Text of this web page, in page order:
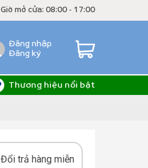
Giờ mở cửa: 08:00 - 17:00
Đăng nhập
Đăng ký
Thương hiệu nổi bật
Đổi trả hàng miễn